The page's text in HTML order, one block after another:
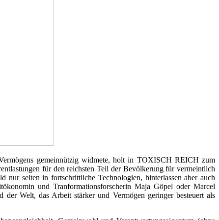
gemeinnützig widmete, holt in TOXISCH REICH zum
für den reichsten Teil der Bevölkerung für vermeintlich
selten in fortschrittliche Technologien, hinterlassen aber auch
und Tranformationsforscherin Maja Göpel oder Marcel
Welt, das Arbeit stärker und Vermögen geringer besteuert als